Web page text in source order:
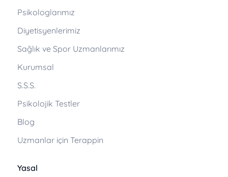
Psikologlarımız
Diyetisyenlerimiz
Sağlık ve Spor Uzmanlarımız
Kurumsal
S.S.S.
Psikolojik Testler
Blog
Uzmanlar için Terappin
Yasal